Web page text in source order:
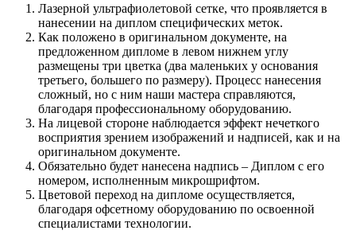
Лазерной ультрафиолетовой сетке, что проявляется в
нанесении на диплом специфических меток.
Как положено в оригинальном документе, на
предложенном дипломе в левом нижнем углу
размещены три цветка (два маленьких у основания
третьего, большего по размеру). Процесс нанесения
сложный, но с ним наши мастера справляются,
благодаря профессиональному оборудованию.
На лицевой стороне наблюдается эффект нечеткого
восприятия зрением изображений и надписей, как и на
оригинальном документе.
Обязательно будет нанесена надпись – Диплом с его
номером, исполненным микрошрифтом.
Цветовой переход на дипломе осуществляется,
благодаря офсетному оборудованию по освоенной
специалистами технологии.